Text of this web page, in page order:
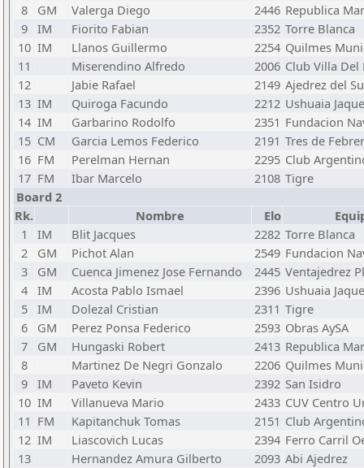
8
GM Valerga Diego 2446 Republica
9 IM Fiorito Fabian 2352 Torre Blanca
10 IM Llanos Guillermo 2254 Quilmes
11
Miserendino Alfredo 2006 Club Villa Del
12
Jabie Rafael 2149 Ajedrez del
13 IM Quiroga Facundo 2212 Ushuaia
14 IM Garbarino Rodolfo 2351 Fundacion
15 CM Garcia Lemos Federico 2191 Tres de
16 FM Perelman Hernan 2295 Club
17 FM Ibar Marcelo 2108 Tigre
Board 2
Rk.
Nombre Elo
1
IM Blit Jacques 2282 Torre Blanca
2
GM Pichot Alan 2549 Fundacion
3
GM Cuenca Jimenez Jose Fernando 2445 Ventajedrez
4 IM Acosta Pablo Ismael 2396 Ushuaia
5 IM Dolezal Cristian 2311 Tigre
6
GM Perez Ponsa Federico 2593 Obras AySA
7
GM Hungaski Robert 2413 Republica
8
Martinez De Negri Gonzalo 2206 Quilmes
9 IM Paveto Kevin 2392 San Isidro
10 IM Villanueva Mario 2433 CUV Centro
11 FM Kapitanchuk Tomas 2151 Club
12 IM Liascovich Lucas 2394 Ferro Carril
13
Hernandez Amura Gilberto 2093 Abi Ajedrez